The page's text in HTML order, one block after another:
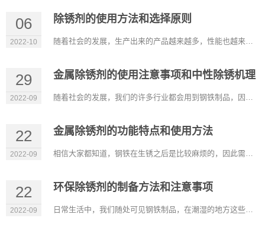
06
2022-10
除锈剂的使用方法和选择原则
随着社会的发展，生产出来的产品越来越多，性能也越来越好，可以满足我们的不同需求。在很多行业除锈剂也是比较常...
29
2022-09
金属除锈剂的使用注意事项和中性除锈机理
随着社会的发展，我们的许多行业都会用到钢铁制品，因此除锈剂也广泛应用这些行业，它比较适用于机械设备、五金工...
22
2022-09
金属除锈剂的功能特点和使用方法
相信大家都知道，钢铁在生锈之后是比较麻烦的，因此需要有除锈的产品，金属除锈剂是可以在裸露的金属表面形成持久...
22
2022-09
环保除锈剂的制备方法和注意事项
日常生活中，我们随处可见钢铁制品，在潮湿的地方这些材料容易生锈，除锈剂的出现能除去它表面的锈，而环保除锈剂...